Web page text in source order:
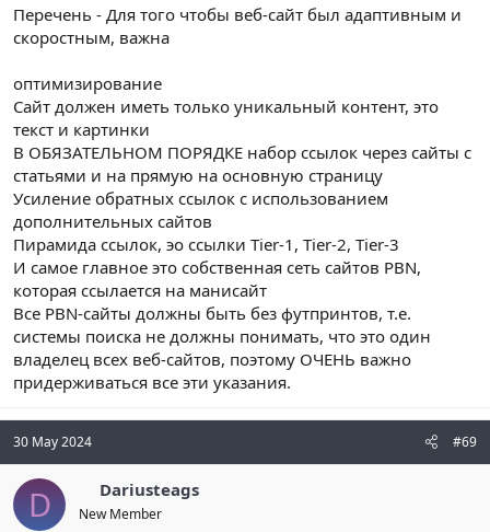
Перечень - Для того чтобы веб-сайт был адаптивным и
скоростным, важна
оптимизирование
Сайт должен иметь только уникальный контент, это
текст и картинки
В ОБЯЗАТЕЛЬНОМ ПОРЯДКЕ набор ссылок через сайты с
статьями и на прямую на основную страницу
Усиление обратных ссылок с использованием
дополнительных сайтов
Пирамида ссылок, эо ссылки Tier-1, Tier-2, Tier-3
И самое главное это собственная сеть сайтов PBN,
которая ссылается на манисайт
Все PBN-сайты должны быть без футпринтов, т.е.
системы поиска не должны понимать, что это один
владелец всех веб-сайтов, поэтому ОЧЕНЬ важно
придерживаться все эти указания.
30 May 2024 #69
D Dariusteags
New Member